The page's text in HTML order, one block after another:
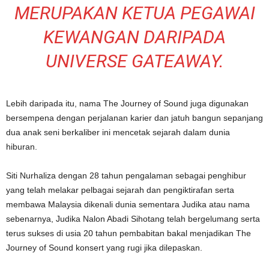
MERUPAKAN KETUA PEGAWAI
KEWANGAN DARIPADA
UNIVERSE GATEAWAY.
Lebih daripada itu, nama The Journey of Sound juga digunakan
bersempena dengan perjalanan karier dan jatuh bangun sepanjang
dua anak seni berkaliber ini mencetak sejarah dalam dunia
hiburan.
Siti Nurhaliza dengan 28 tahun pengalaman sebagai penghibur
yang telah melakar pelbagai sejarah dan pengiktirafan serta
membawa Malaysia dikenali dunia sementara Judika atau nama
sebenarnya, Judika Nalon Abadi Sihotang telah bergelumang serta
terus sukses di usia 20 tahun pembabitan bakal menjadikan The
Journey of Sound konsert yang rugi jika dilepaskan.